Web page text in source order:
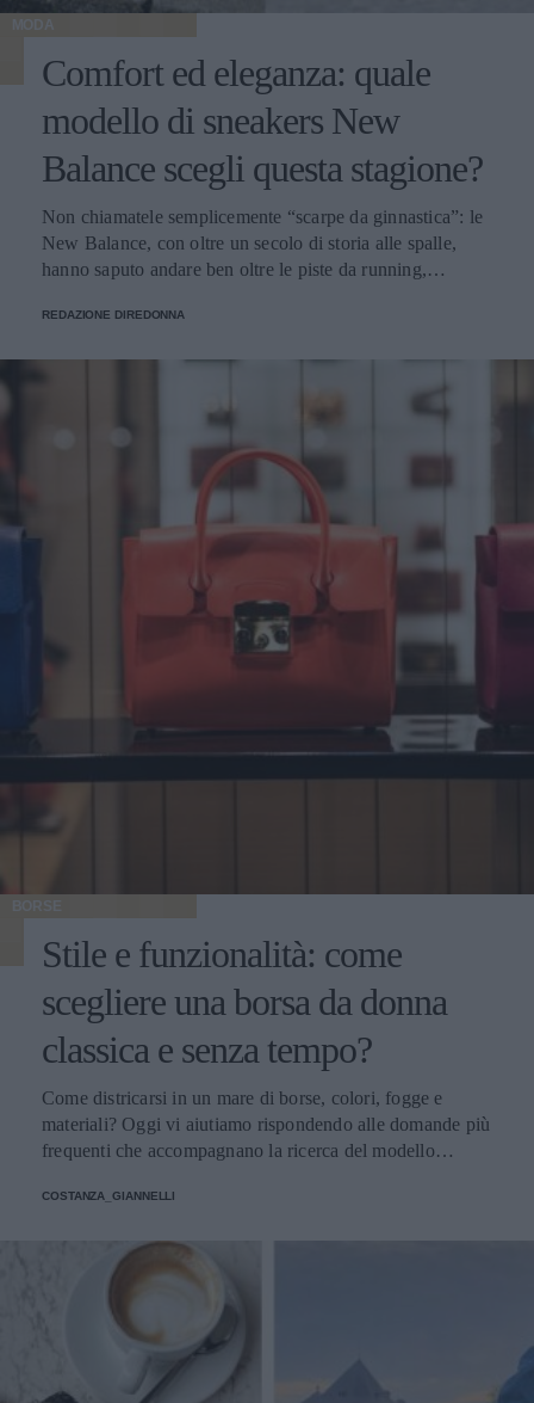
MODA
Comfort ed eleganza: quale
modello di sneakers New
Balance scegli questa stagione?
Non chiamatele semplicemente “scarpe da ginnastica”: le
New Balance, con oltre un secolo di storia alle spalle,
hanno saputo andare ben oltre le piste da running,
REDAZIONE DIREDONNA
BORSE
Stile e funzionalità: come
scegliere una borsa da donna
classica e senza tempo?
Come districarsi in un mare di borse, colori, fogge e
materiali? Oggi vi aiutiamo rispondendo alle domande più
frequenti che accompagnano la ricerca del modello
COSTANZA_GIANNELLI